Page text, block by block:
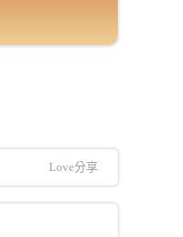
Love分享